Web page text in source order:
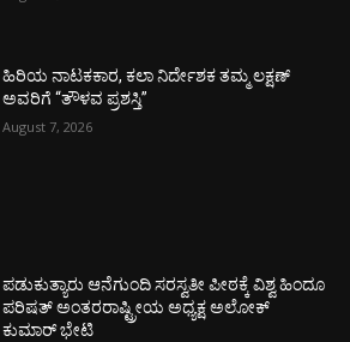
ಹಿರಿಯ ನಾಟಕಕಾರ, ಕಲಾ ನಿರ್ದೇಶಕ ತಮ್ಮ ಲಕ್ಷಣ್
ಅವರಿಗೆ “ತೌಳವ ಪ್ರಶಸ್ತಿ”
August 7, 2026
ಪಡುಕುತ್ಯಾರು ಆನೆಗುಂದಿ ಸರಸ್ವತೀ ಪೀಠಕ್ಕೆ ವಿಶ್ವ ಹಿಂದೂ
ಪರಿಷತ್ ಅಂತರರಾಷ್ಟ್ರೀಯ ಅಧ್ಯಕ್ಷ ಅಲೋಕ್
ಕುಮಾರ್ ಭೇಟಿ